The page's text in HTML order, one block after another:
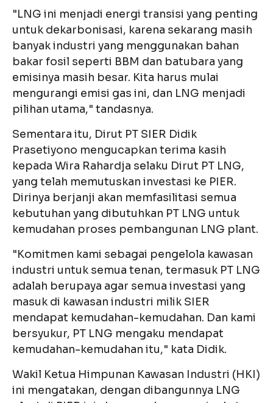
"LNG ini menjadi energi transisi yang penting
untuk dekarbonisasi, karena sekarang masih
banyak industri yang menggunakan bahan
bakar fosil seperti BBM dan batubara yang
emisinya masih besar. Kita harus mulai
mengurangi emisi gas ini, dan LNG menjadi
pilihan utama," tandasnya.
Sementara itu, Dirut PT SIER Didik
Prasetiyono mengucapkan terima kasih
kepada Wira Rahardja selaku Dirut PT LNG,
yang telah memutuskan investasi ke PIER.
Dirinya berjanji akan memfasilitasi semua
kebutuhan yang dibutuhkan PT LNG untuk
kemudahan proses pembangunan LNG plant.
"Komitmen kami sebagai pengelola kawasan
industri untuk semua tenan, termasuk PT LNG
adalah berupaya agar semua investasi yang
masuk di kawasan industri milik SIER
mendapat kemudahan-kemudahan. Dan kami
bersyukur, PT LNG mengaku mendapat
kemudahan-kemudahan itu," kata Didik.
Wakil Ketua Himpunan Kawasan Industri (HKI)
ini mengatakan, dengan dibangunnya LNG